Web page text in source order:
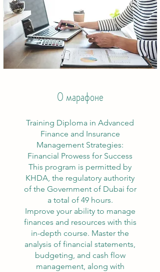
О марафоне
Training Diploma in Advanced
Finance and Insurance
Management Strategies:
Financial Prowess for Success
This program is permitted by
KHDA, the regulatory authority
of the Government of Dubai for
a total of 49 hours.
Improve your ability to manage
finances and resources with this
in-depth course. Master the
analysis of financial statements,
budgeting, and cash flow
management, along with